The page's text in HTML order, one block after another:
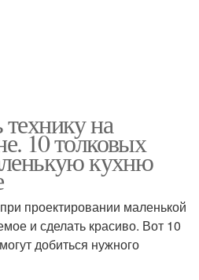
на
10 толковых
кухню
проектировании маленькой
и сделать красиво. Вот 10
добиться нужного